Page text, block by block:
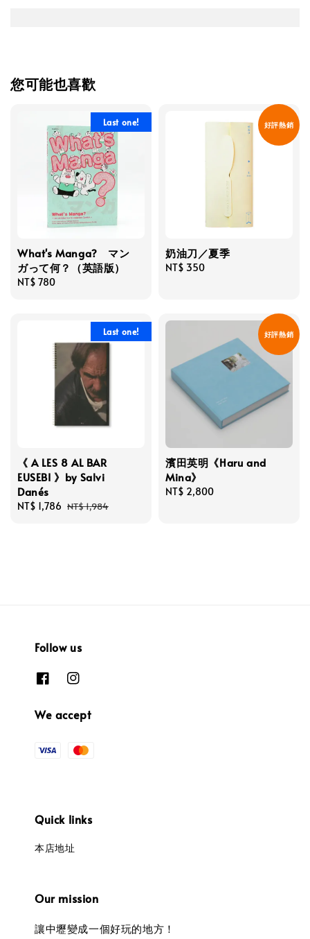
您可能也喜歡
Last one!
What's Manga? マン
ガって何？（英語版）
Regular
NT$ 780
好評熱銷
奶油刀／夏季
Regular
NT$ 350
Last one!
《 A LES 8 AL BAR
EUSEBI 》by Salvi
Danés
Sale
NT$ 1,786 Regular
NT$ 1,984
好評熱銷
濱田英明《Haru and
Mina》
Regular
NT$ 2,800
Follow us
We accept
Quick links
本店地址
Our mission
讓中壢變成一個好玩的地方！